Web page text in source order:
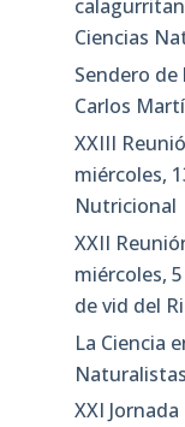
Ciencias
Sendero
Carlos
XXIII
miércoles,
Nutricional
XXII
miércoles,
de vid del
La Ciencia
XXI